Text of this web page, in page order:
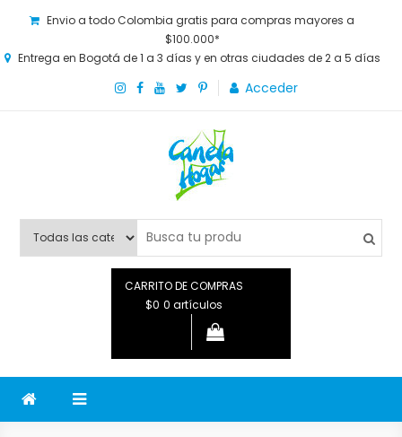
Envio a todo Colombia gratis para compras mayores a
$100.000*
Entrega en Bogotá de 1 a 3 días y en otras ciudades de 2 a 5 días
Acceder
Canela Hogar
novedosos productos para grandes y chicos, además de lo
que necesitas saber para disfrutar tu hogar.
CARRITO DE COMPRAS
$0 0 artículos